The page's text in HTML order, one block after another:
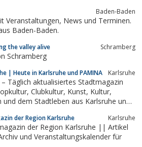
Baden-Baden
News und Terminen.
Baden-Baden.
the valley alive Schramberg
Schramberg
| Heute in Karlsruhe und PAMINA Karlsruhe
Täglich aktualisiertes Stadtmagazin
der Region Karlsruhe Karlsruhe
der Region Karlsruhe || Artikel